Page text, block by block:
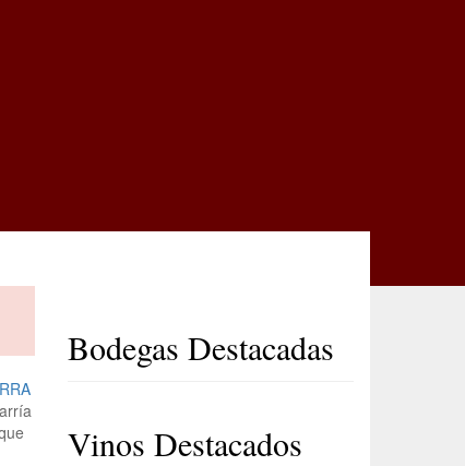
Bodegas Destacadas
Vinos Destacados